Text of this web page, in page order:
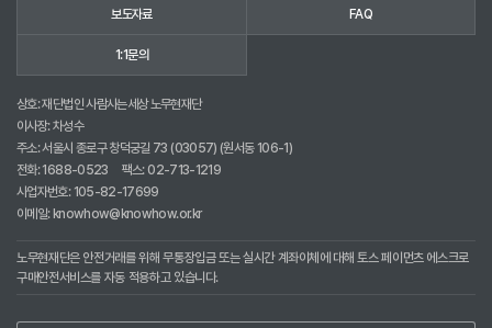
보도자료 FAQ
1:1문의
상호: 재단법인 사람사는세상 노무현재단
이사장: 차성수
주소: 서울시 종로구 창덕궁길 73 (03057) (원서동 106-1)
전화:1688-0523
팩스: 02-713-1219
사업자번호: 105-82-17699
이메일:knowhow@knowhow.or.kr
노무현재단은 안전거래를 위해 무통장입금 또는 실시간 계좌이체에 대해 토스 페이먼츠 에스크로
구매안전서비스를 자동 적용하고 있습니다.